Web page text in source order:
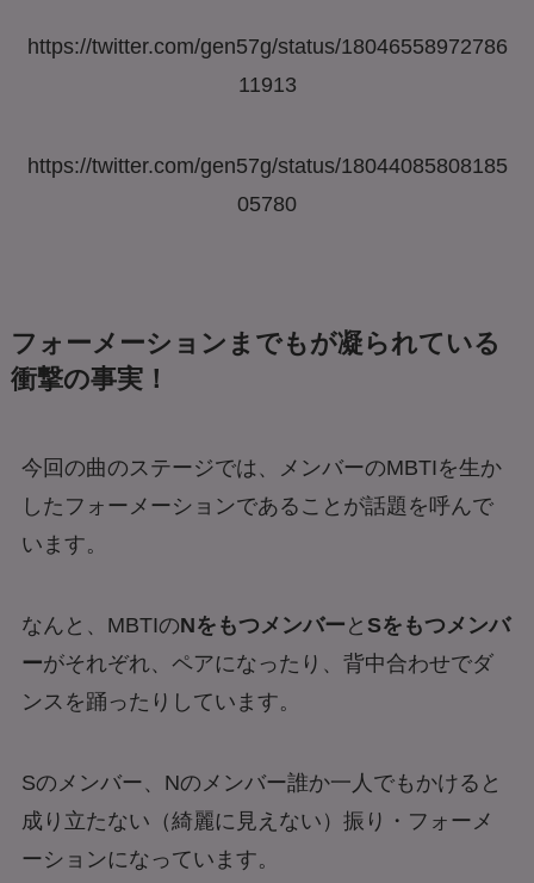
https://twitter.com/gen57g/status/18046558972786
11913
https://twitter.com/gen57g/status/18044085808185
05780
フォーメーションまでもが凝られている
衝撃の事実！
今回の曲のステージでは、メンバーのMBTIを生か
したフォーメーションであることが話題を呼んで
います。
なんと、MBTIのNをもつメンバー と Sをもつメンバ
ーがそれぞれ、ペアになったり、背中合わせでダ
ンスを踊ったりしています。
Sのメンバー、Nのメンバー誰か一人でもかけると
成り立たない（綺麗に見えない）振り・フォーメ
ーションになっています。